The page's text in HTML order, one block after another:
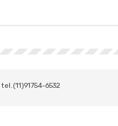
6532